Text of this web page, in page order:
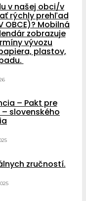
v našej obci/v
rýchly prehľad
OBCE)? Mobilná
zobrazuje
vývozu
plastov,
– Pakt pre
slovenského
zručností.